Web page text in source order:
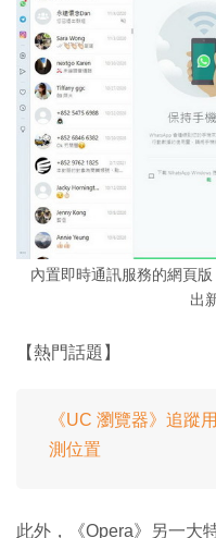
內置即時通訊服務的網頁
出
【熱門話題】
《UC 瀏覽器》追蹤
測位置
此外，《Opera》另一大